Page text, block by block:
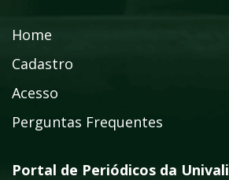
Home
Cadastro
Acesso
Perguntas Frequentes
Portal de Periódicos da Univali